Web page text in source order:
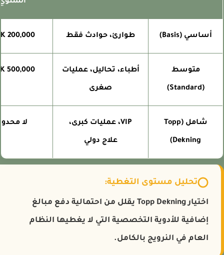
أساسي (Basis) طوارئ، حوادث فقط 200,000 NOK
متوسط أطباء، تحاليل، عمليات
صغرى
500,000 NOK
شامل (Topp
Dekning)
VIP، عمليات كبرى،
علاج دولي
لا محدود
تحليل مستوى التغطية:
اختيار Topp Dekning يقلل من احتمالية دفع مبالغ
إضافية للأدوية التخصصية التي لا يغطيها النظام
العام في النرويج بالكامل.